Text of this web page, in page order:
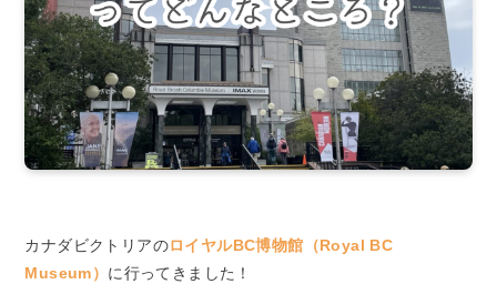
カナダビクトリアのロイヤルBC博物館（Royal BC
Museum） に行ってきました！